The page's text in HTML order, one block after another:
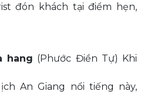
đón khách tại điểm hẹn,
hang (Phước Điền Tự) Khi
An Giang nổi tiếng này,